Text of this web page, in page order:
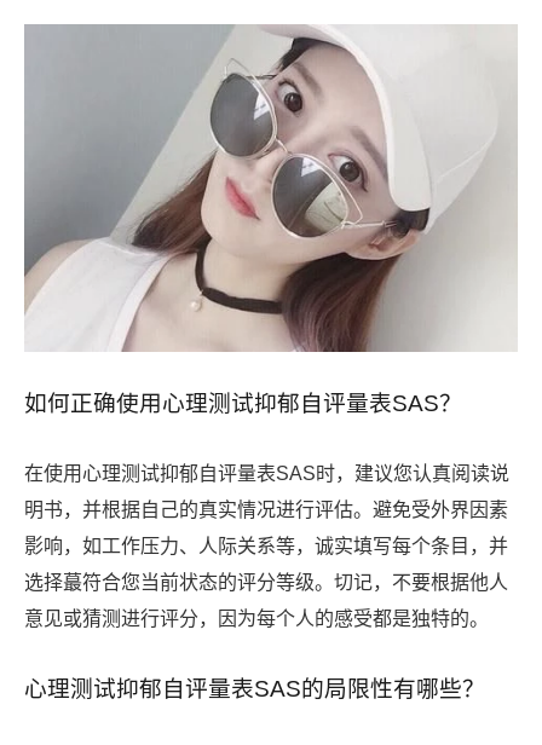
如何正确使用心理测试抑郁自评量表SAS？
在使用心理测试抑郁自评量表SAS时，建议您认真阅读说
明书，并根据自己的真实情况进行评估。避免受外界因素
影响，如工作压力、人际关系等，诚实填写每个条目，并
选择蕞符合您当前状态的评分等级。切记，不要根据他人
意见或猜测进行评分，因为每个人的感受都是独特的。
心理测试抑郁自评量表SAS的局限性有哪些？